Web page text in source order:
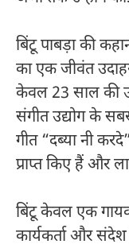
बिंटू पाबड़ा की
का एक जीवंत
केवल 23 साल की
संगीत उद्योग के
गीत “दब्या नी
प्राप्त किए हैं और
बिंटू केवल एक
कार्यकर्ता और